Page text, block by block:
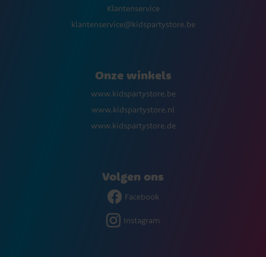
Klantenservice
klantenservice@kidspartystore.be
Onze winkels
www.kidspartystore.be
www.kidspartystore.nl
www.kidspartystore.de
Volgen ons
Facebook
Instagram